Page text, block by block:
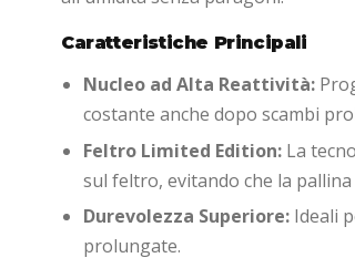
Caratteristiche Principali
Nucleo ad Alta Reattività:
costante anche dopo scambi
Feltro Limited Edition: La
sul feltro, evitando che la
Durevolezza Superiore: Ideali
prolungate.